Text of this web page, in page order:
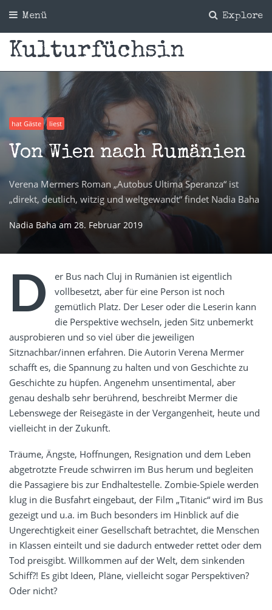
Explore
Menü
Kulturfüchsin
hat Gäste liest
Von Wien nach Rumänien
Verena Mermers Roman „Autobus Ultima Speranza“ ist
„direkt, deutlich, witzig und weltgewandt“ findet Nadia Baha
Nadia Baha am 28. Februar 2019
D
er Bus nach Cluj in Rumänien ist eigentlich
vollbesetzt, aber für eine Person ist noch
gemütlich Platz. Der Leser oder die Leserin kann
die Perspektive wechseln, jeden Sitz unbemerkt
ausprobieren und so viel über die jeweiligen
Sitznachbar/innen erfahren. Die Autorin Verena Mermer
schafft es, die Spannung zu halten und von Geschichte zu
Geschichte zu hüpfen. Angenehm unsentimental, aber
genau deshalb sehr berührend, beschreibt Mermer die
Lebenswege der Reisegäste in der Vergangenheit, heute und
vielleicht in der Zukunft.
Träume, Ängste, Hoffnungen, Resignation und dem Leben
abgetrotzte Freude schwirren im Bus herum und begleiten
die Passagiere bis zur Endhaltestelle. Zombie-Spiele werden
klug in die Busfahrt eingebaut, der Film „Titanic“ wird im Bus
gezeigt und u.a. im Buch besonders im Hinblick auf die
Ungerechtigkeit einer Gesellschaft betrachtet, die Menschen
in Klassen einteilt und sie dadurch entweder rettet oder dem
Tod preisgibt. Willkommen auf der Welt, dem sinkenden
Schiff?! Es gibt Ideen, Pläne, vielleicht sogar Perspektiven?
Oder nicht?